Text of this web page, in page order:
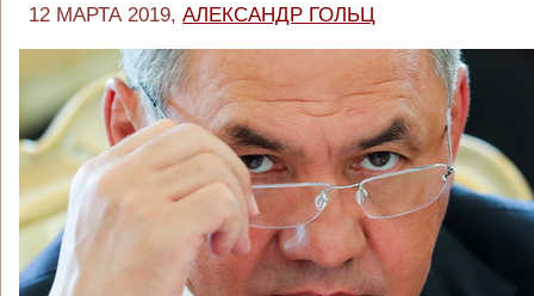
12 МАРТА 2019, АЛЕКСАНДР ГОЛЬЦ